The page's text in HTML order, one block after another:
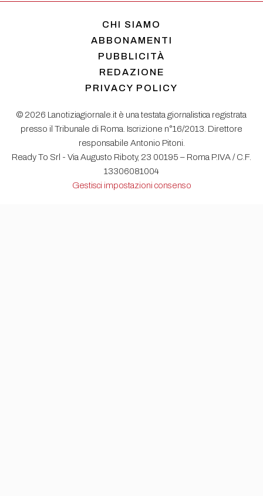
CHI SIAMO
ABBONAMENTI
PUBBLICITÀ
REDAZIONE
PRIVACY POLICY
© 2026 Lanotiziagiornale.it è una testata giornalistica registrata
presso il Tribunale di Roma. Iscrizione n°16/2013. Direttore
responsabile Antonio Pitoni.
Ready To Srl - Via Augusto Riboty, 23 00195 – Roma P.IVA / C.F.
13306081004
Gestisci impostazioni consenso